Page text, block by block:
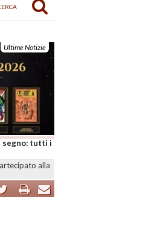
Ultime Notizie
segno: tutti i
alla